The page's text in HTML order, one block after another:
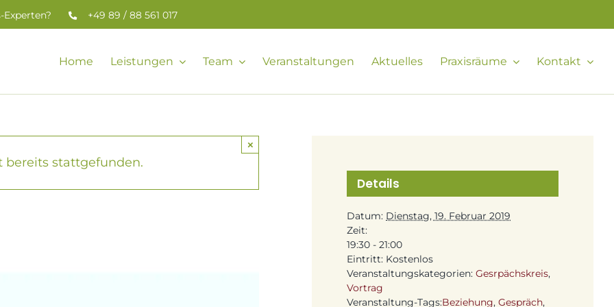
+49 89 / 88 561 017
Home Leistungen Team Veranstaltungen Aktuelles Praxisräume Kontakt
bereits stattgefunden.
×
Details
Datum: Dienstag, 19. Februar 2019
Zeit:
19:30 - 21:00
Eintritt: Kostenlos
Veranstaltungskategorien: Gesrpächskreis,
Vortrag
Veranstaltung-Tags:Beziehung,Gespräch,